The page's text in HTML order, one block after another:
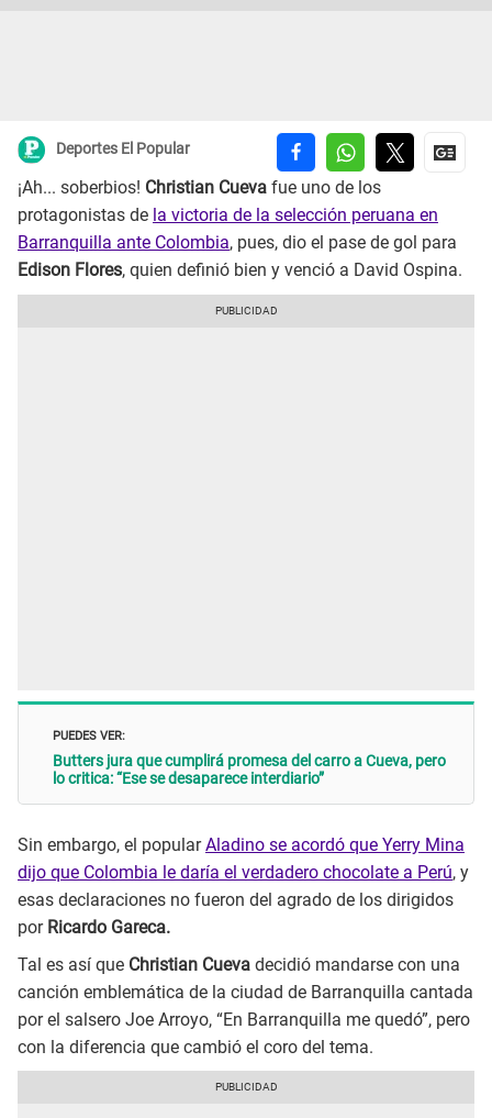
Deportes El Popular
¡Ah... soberbios! Christian Cueva fue uno de los
protagonistas de la victoria de la selección peruana en
Barranquilla ante Colombia, pues, dio el pase de gol para
Edison Flores, quien definió bien y venció a David Ospina.
PUEDES VER:
Butters jura que cumplirá promesa del carro a Cueva, pero
lo critica: “Ese se desaparece interdiario”
Sin embargo, el popularAladino se acordó que Yerry Mina
dijo que Colombia le daría el verdadero chocolate a Perú, y
esas declaraciones no fueron del agrado de los dirigidos
por Ricardo Gareca.
Tal es así que Christian Cueva decidió mandarse con una
canción emblemática de la ciudad de Barranquilla cantada
por el salsero Joe Arroyo, “En Barranquilla me quedó”, pero
con la diferencia que cambió el coro del tema.